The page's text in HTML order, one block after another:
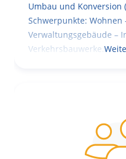
Umbau und Konversion
Schwerpunkte: Wohnen
Verwaltungsgebäude –
Verkehrsbauwerke.